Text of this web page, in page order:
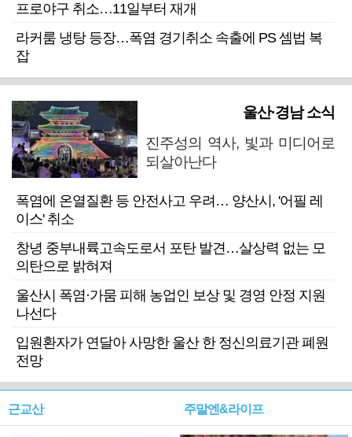
프로야구 취소…11일부터 재개
라커룸 냉탕 등장…폭염 경기취소 속출에 PS 셈법 복
잡
울산·경남 소식
진주성의 역사, 빛과 미디어로
되살아난다
폭염에 온열질환 등 안전사고 우려… 양산시, '어필 레
이스' 취소
창녕 중부내륙고속도로서 포탄 발견…살상력 없는 모
의탄으로 밝혀져
울산시 폭염·가뭄 피해 농업인 보상 및 경영 안정 지원
나선다
입원환자가 연달아 사망한 울산 한 정신의료기관 폐원
전망
근교산 주말엔&라이프